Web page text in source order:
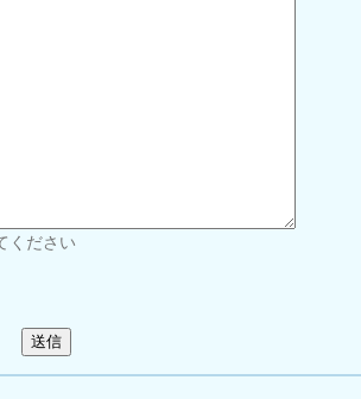
ください